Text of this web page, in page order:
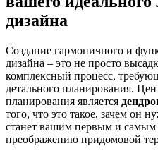
дизайна
Создание гармоничного и
дизайна – это не просто
комплексный процесс,
детального планирования.
планирования является
того, что это такое, зачем он
станет вашим первым и
преображению придомовой